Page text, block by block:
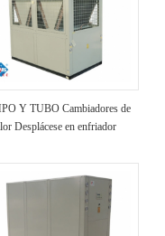
Y TUBO Cambiadores de
Desplácese en enfriador